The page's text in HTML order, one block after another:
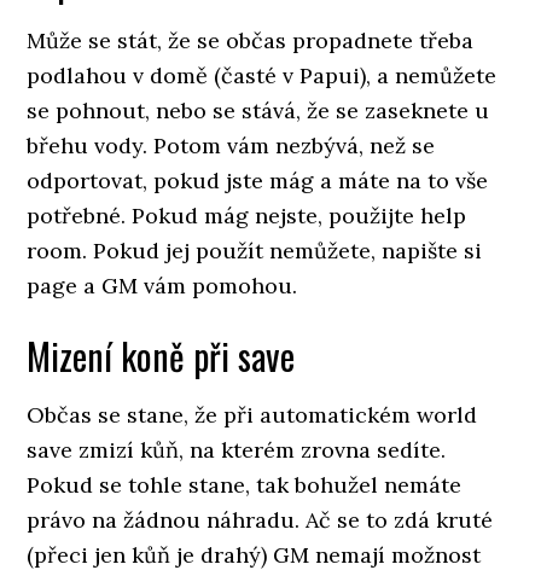
Může se stát, že se občas propadnete třeba
podlahou v domě (časté v Papui), a nemůžete
se pohnout, nebo se stává, že se zaseknete u
břehu vody. Potom vám nezbývá, než se
odportovat, pokud jste mág a máte na to vše
potřebné. Pokud mág nejste, použijte help
room. Pokud jej použít nemůžete, napište si
page a GM vám pomohou.
Mizení koně při save
Občas se stane, že při automatickém world
save zmizí kůň, na kterém zrovna sedíte.
Pokud se tohle stane, tak bohužel nemáte
právo na žádnou náhradu. Ač se to zdá kruté
(přeci jen kůň je drahý) GM nemají možnost